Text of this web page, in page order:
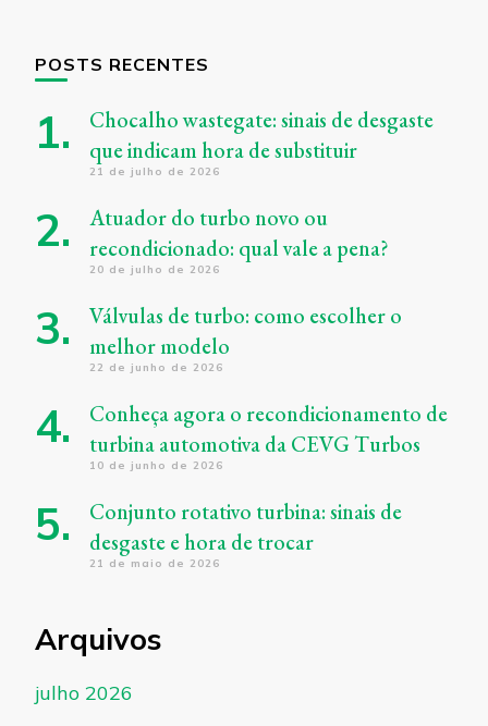
POSTS RECENTES
Chocalho wastegate: sinais de desgaste
que indicam hora de substituir
21 de julho de 2026
Atuador do turbo novo ou
recondicionado: qual vale a pena?
20 de julho de 2026
Válvulas de turbo: como escolher o
melhor modelo
22 de junho de 2026
Conheça agora o recondicionamento de
turbina automotiva da CEVG Turbos
10 de junho de 2026
Conjunto rotativo turbina: sinais de
desgaste e hora de trocar
21 de maio de 2026
Arquivos
julho 2026